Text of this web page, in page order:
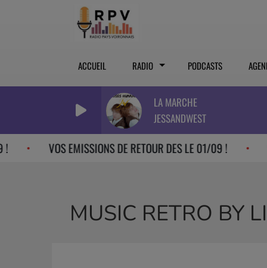
ACCUEIL RADIO PODCASTS
LA MARCHE
JESSANDWEST
VOS EMISSIONS DE RETOUR DES LE 01/09 ! VOS
MUSIC RETRO BY